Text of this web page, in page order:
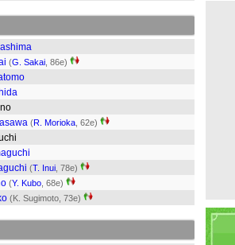
(G. Sakai , 86e)
(R. Morioka , 62e)
(T. Inui , 78e)
(Y. Kubo , 68e)
(K. Sugimoto, 73e)